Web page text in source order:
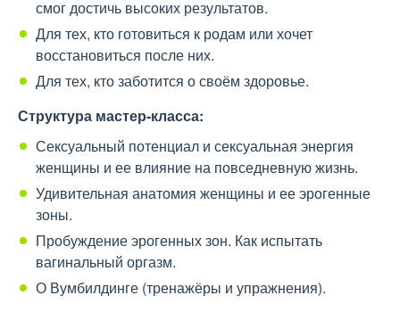
смог достичь высоких результатов.
Для тех, кто готовиться к родам или хочет
восстановиться после них.
Для тех, кто заботится о своём здоровье.
Структура мастер-класса:
Сексуальный потенциал и сексуальная энергия
женщины и ее влияние на повседневную жизнь.
Удивительная анатомия женщины и ее эрогенные
зоны.
Пробуждение эрогенных зон. Как испытать
вагинальный оргазм.
О Вумбилдинге (тренажёры и упражнения).